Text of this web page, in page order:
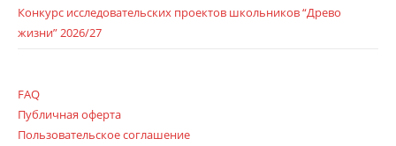
Конкурс исследовательских проектов школьников “Древо
жизни” 2026/27
FAQ
Публичная оферта
Пользовательское соглашение